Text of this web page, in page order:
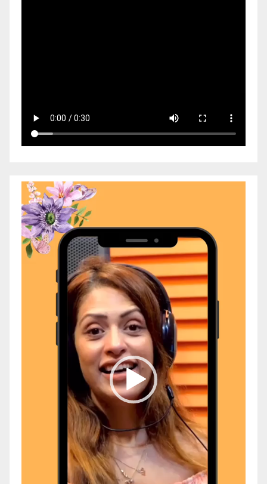
Video
Player